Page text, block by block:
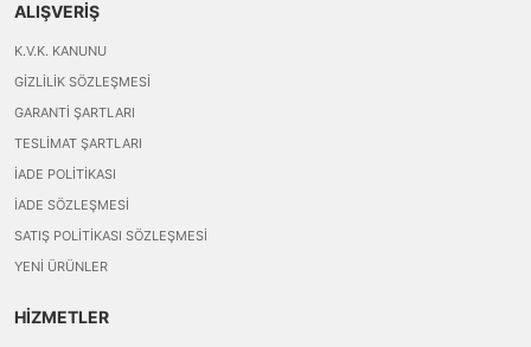
ALIŞVERİŞ
K.V.K. KANUNU
GIZLILIK SÖZLEŞMESI
GARANTI ŞARTLARI
TESLIMAT ŞARTLARI
İADE POLITIKASI
İADE SÖZLEŞMESI
SATIŞ POLITIKASI SÖZLEŞMESI
YENI ÜRÜNLER
HİZMETLER